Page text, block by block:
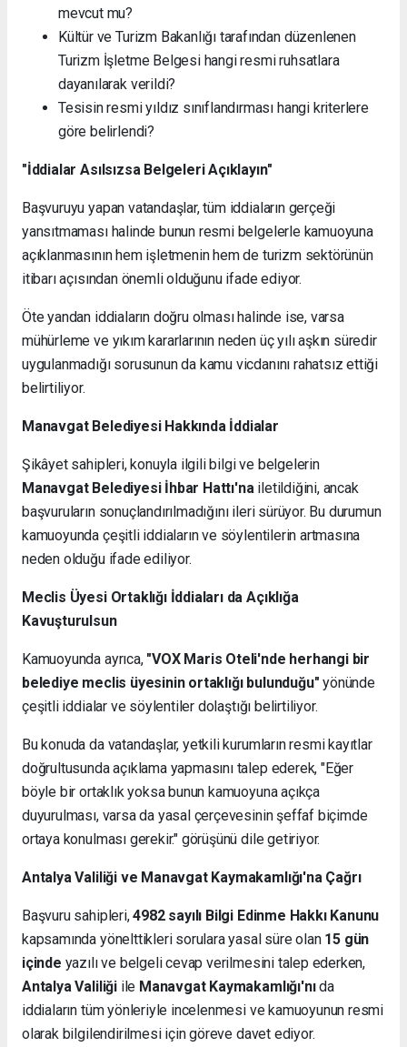
mevcut mu?
Kültür ve Turizm Bakanlığı tarafından düzenlenen
Turizm İşletme Belgesi hangi resmi ruhsatlara
dayanılarak verildi?
Tesisin resmi yıldız sınıflandırması hangi kriterlere
göre belirlendi?
"İddialar Asılsızsa Belgeleri Açıklayın"
Başvuruyu yapan vatandaşlar, tüm iddiaların gerçeği
yansıtmaması halinde bunun resmi belgelerle kamuoyuna
açıklanmasının hem işletmenin hem de turizm sektörünün
itibarı açısından önemli olduğunu ifade ediyor.
Öte yandan iddiaların doğru olması halinde ise, varsa
mühürleme ve yıkım kararlarının neden üç yılı aşkın süredir
uygulanmadığı sorusunun da kamu vicdanını rahatsız ettiği
belirtiliyor.
Manavgat Belediyesi Hakkında İddialar
Şikâyet sahipleri, konuyla ilgili bilgi ve belgelerin
Manavgat Belediyesi İhbar Hattı'na iletildiğini, ancak
başvuruların sonuçlandırılmadığını ileri sürüyor. Bu durumun
kamuoyunda çeşitli iddiaların ve söylentilerin artmasına
neden olduğu ifade ediliyor.
Meclis Üyesi Ortaklığı İddiaları da Açıklığa
Kavuşturulsun
Kamuoyunda ayrıca, "VOX Maris Oteli'nde herhangi bir
belediye meclis üyesinin ortaklığı bulunduğu" yönünde
çeşitli iddialar ve söylentiler dolaştığı belirtiliyor.
Bu konuda da vatandaşlar, yetkili kurumların resmi kayıtlar
doğrultusunda açıklama yapmasını talep ederek, "Eğer
böyle bir ortaklık yoksa bunun kamuoyuna açıkça
duyurulması, varsa da yasal çerçevesinin şeffaf biçimde
ortaya konulması gerekir." görüşünü dile getiriyor.
Antalya Valiliği ve Manavgat Kaymakamlığı'na Çağrı
Başvuru sahipleri,4982 sayılı Bilgi Edinme Hakkı Kanunu
kapsamında yönelttikleri sorulara yasal süre olan 15 gün
içinde yazılı ve belgeli cevap verilmesini talep ederken,
Antalya Valiliğiile Manavgat Kaymakamlığı'nıda
iddiaların tüm yönleriyle incelenmesi ve kamuoyunun resmi
olarak bilgilendirilmesi için göreve davet ediyor.